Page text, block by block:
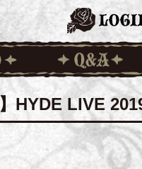
】HYDE LIVE